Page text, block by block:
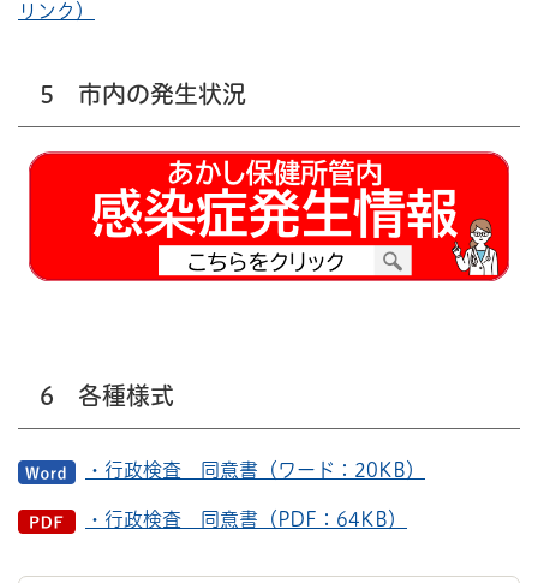
リンク）
5 市内の発生状況
6 各種様式
・行政検査 同意書（ワード：20KB）
・行政検査 同意書（PDF：64KB）